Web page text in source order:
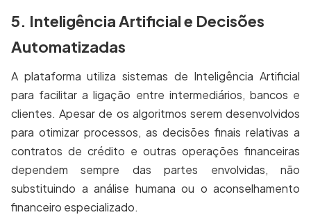
5. Inteligência Artificial e Decisões
Automatizadas
A plataforma utiliza sistemas de Inteligência Artificial
para facilitar a ligação entre intermediários, bancos e
clientes. Apesar de os algoritmos serem desenvolvidos
para otimizar processos, as decisões finais relativas a
contratos de crédito e outras operações financeiras
dependem sempre das partes envolvidas, não
substituindo a análise humana ou o aconselhamento
financeiro especializado.